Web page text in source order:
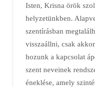
Isten, Krisna örök
helyzetünkben.
szentírásban
visszaállni, csak
hozunk a kapcsolat
szent neveinek
éneklése, amely